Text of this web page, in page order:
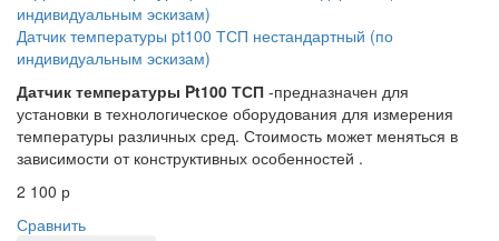
Датчик температуры pt100 ТСП нестандартный (по
индивидуальным эскизам)
Датчик температуры Pt100 ТСП -предназначен для
установки в технологическое оборудования для измерения
температуры различных сред. Стоимость может меняться в
зависимости от конструктивных особенностей .
2 100 р
Сравнить